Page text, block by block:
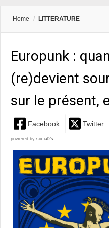
Home / LITTERATURE
Europunk :
(re)devient
sur le présent,
Facebook Twitter
powered by social2s